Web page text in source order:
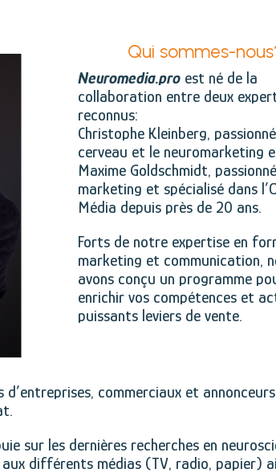
Qui sommes-
Neuromedia.proest né de la
collaboration entre deux
reconnus:
Christophe Kleinberg,
cerveau et le neuromarketing
Maxime Goldschmidt,
marketing et spécialisé dans
Média depuis près de 20 ans.
Forts de notre expertise en
marketing et communication,
avons conçu un programme
enrichir vos compétences et
puissants leviers de vente.
commerciaux et
sur les dernières recherches en
différents médias (TV, radio, papier)